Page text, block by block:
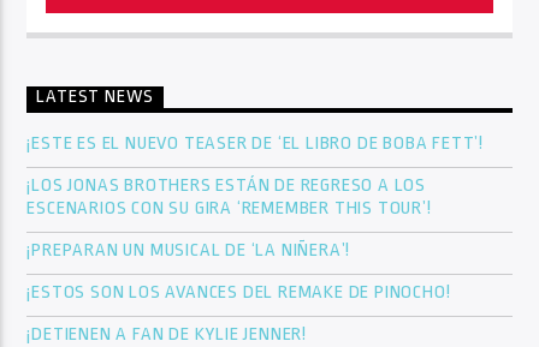
LATEST NEWS
¡ESTE ES EL NUEVO TEASER DE ‘EL LIBRO DE BOBA FETT’!
¡LOS JONAS BROTHERS ESTÁN DE REGRESO A LOS
ESCENARIOS CON SU GIRA ‘REMEMBER THIS TOUR’!
¡PREPARAN UN MUSICAL DE ‘LA NIÑERA’!
¡ESTOS SON LOS AVANCES DEL REMAKE DE PINOCHO!
¡DETIENEN A FAN DE KYLIE JENNER!